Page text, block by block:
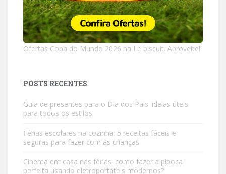
Ofertas Copa do Mundo 2026 na Le biscuit. Aproveite!
POSTS RECENTES
Guia de presentes para o Dia dos Pais: ideias úteis
para todos os estilos
Férias escolares na cozinha: 5 receitas fáceis e
seguras para fazer com as crianças
Cinema em casa nas férias: como fazer a pipoca
perfeita usando eletroportáteis modernos?